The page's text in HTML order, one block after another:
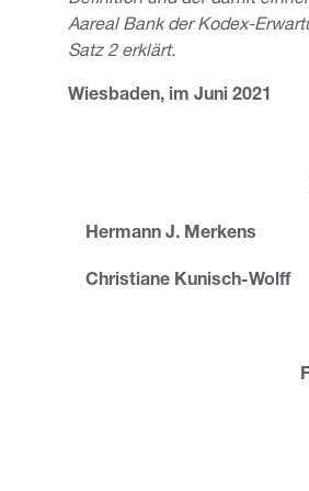
Aareal Bank der Kodex-
Satz 2 erklärt.
Wiesbaden, im Juni 2021
Der
Hermann J.
Christiane Kunisch-
Für den